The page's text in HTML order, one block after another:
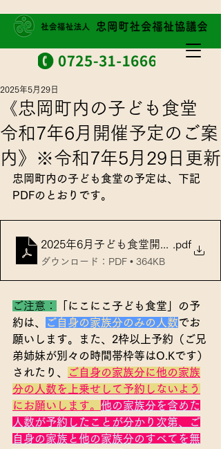
《忠岡町内の子ども食堂
令和7年6月開催予定のご案
内》※令和7年5月29日更新
2025年5月29日
忠岡町内の子ども食堂の予定は、下記
PDFのとおりです。
2025年6月子ども食堂開催予定
.pdf
ダウンロード：PDF • 364KB
ご注意：
「にこにこ子ども食堂」の予
約は、
ご自身の家族分のみの人数でお
願いします。また、2枠以上予約（ご兄
弟姉妹が別々の時間帯枠等はO.Kです）
されたり、
ご自身の家族分に他の家族
分の人数を上乗せして予約しないよう
にお願いします。 他の家族分を含めた
人数が予約したことが分かり次第、ご
自身の家族と他の家族分のすべてを無